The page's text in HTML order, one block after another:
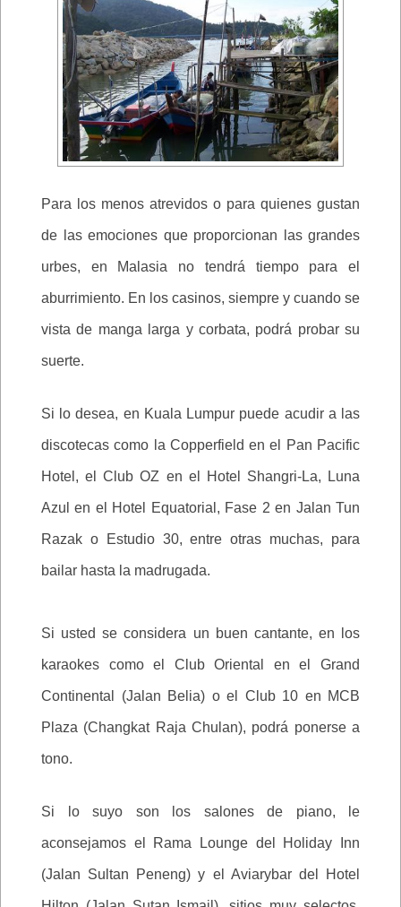
Para los menos atrevidos o para quienes gustan
de las emociones que proporcionan las grandes
urbes, en Malasia no tendrá tiempo para el
aburrimiento. En los casinos, siempre y cuando se
vista de manga larga y corbata, podrá probar su
suerte.
Si lo desea, en Kuala Lumpur puede acudir a las
discotecas como la Copperfield en el Pan Pacific
Hotel, el Club OZ en el Hotel Shangri-La, Luna
Azul en el Hotel Equatorial, Fase 2 en Jalan Tun
Razak o Estudio 30, entre otras muchas, para
bailar hasta la madrugada.
Si usted se considera un buen cantante, en los
karaokes como el Club Oriental en el Grand
Continental (Jalan Belia) o el Club 10 en MCB
Plaza (Changkat Raja Chulan), podrá ponerse a
tono.
Si lo suyo son los salones de piano, le
aconsejamos el Rama Lounge del Holiday Inn
(Jalan Sultan Peneng) y el Aviarybar del Hotel